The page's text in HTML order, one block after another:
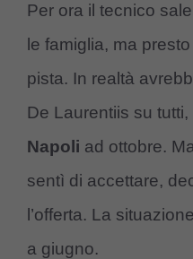
Per ora il tecnico
le famiglia, ma
pista. In realtà
De Laurentiis su
Napoli ad ottobre.
sentì di accettare,
l’offerta. La
a giugno.